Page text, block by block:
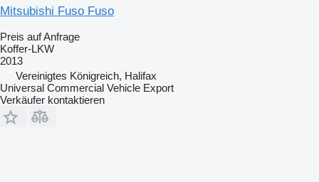
Mitsubishi Fuso Fuso
Preis auf Anfrage
Koffer-LKW
2013
Vereinigtes Königreich, Halifax
Universal Commercial Vehicle Export
Verkäufer kontaktieren